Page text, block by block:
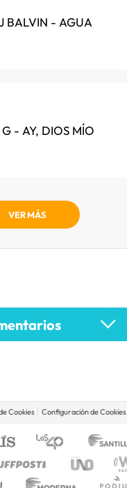
BALVIN - AGUA
- AY, DIOS MÍO
VER MÁS
Cookies Configuración de Cookies